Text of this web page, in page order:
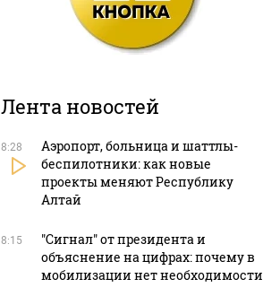
Лента новостей
8:28
Аэропорт, больница и шаттлы-
беспилотники: как новые
проекты меняют Республику
Алтай
8:15
"Сигнал" от президента и
объяснение на цифрах: почему в
мобилизации нет необходимости